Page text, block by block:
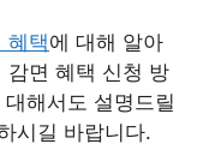
혜택에 대해 알아
감면 혜택 신청 방
해서도 설명드릴
시길 바랍니다.